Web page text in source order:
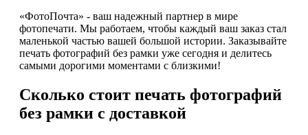
«ФотоПочта» - ваш надежный партнер в мире
фотопечати. Мы работаем, чтобы каждый ваш заказ стал
маленькой частью вашей большой истории. Заказывайте
печать фотографий без рамки уже сегодня и делитесь
самыми дорогими моментами с близкими!
Сколько стоит печать фотографий
без рамки с доставкой